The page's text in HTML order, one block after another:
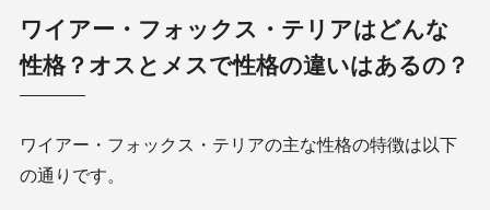
ワイアー・フォックス・テリアはどんな
性格？オスとメスで性格の違いはあるの？
ワイアー・フォックス・テリアの主な性格の特徴は以下
の通りです。